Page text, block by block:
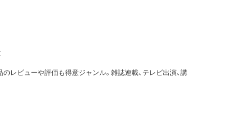
レビューや評価も得意ジャンル。雑誌連載、テレビ出演、講